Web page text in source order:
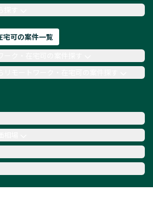
Laravel AWS
す
宅可の案件一覧
モートワーク・在宅可の案件探す